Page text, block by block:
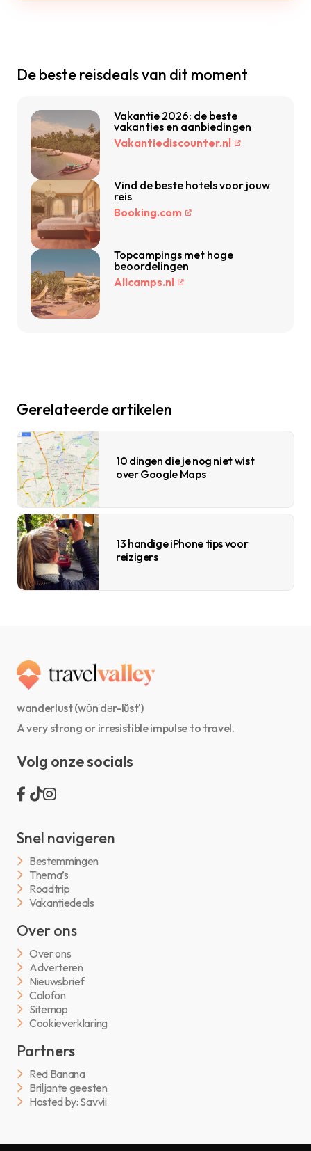
De beste reisdeals van dit moment
Vakantie 2026: de beste
vakanties en aanbiedingen
Vakantiediscounter.nl
Vind de beste hotels voor jouw
reis
Booking.com
Topcampings met hoge
beoordelingen
Allcamps.nl
Gerelateerde artikelen
10 dingen die je nog niet wist
over Google Maps
13 handige iPhone tips voor
reizigers
wanderlust (wŏn′dər-lŭst′)
A very strong or irresistible impulse to travel.
Volg onze socials
Snel navigeren
Bestemmingen
Thema’s
Roadtrip
Vakantiedeals
Over ons
Over ons
Adverteren
Nieuwsbrief
Colofon
Sitemap
Cookieverklaring
Partners
Red Banana
Briljante geesten
Hosted by: Savvii